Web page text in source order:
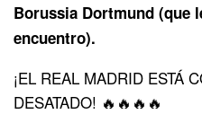
Borussia Dortmund (que
encuentro).
¡EL REAL MADRID ESTÁ
DESATADO! 🔥🔥🔥🔥